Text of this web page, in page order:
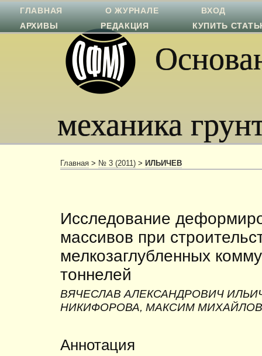
механика
ГЛАВНАЯ О ЖУРНАЛЕ
ВХОД
АРХИВЫ
РЕДАКЦИЯ КУПИТЬ
Главная > № 3 (2011) > ИЛЬИЧЕВ
Исследование
массивов при
мелкозаглубленных
тоннелей
ВЯЧЕСЛАВ АЛЕКСАНДРОВИЧ
НИКИФОРОВА, МАКСИМ
Аннотация